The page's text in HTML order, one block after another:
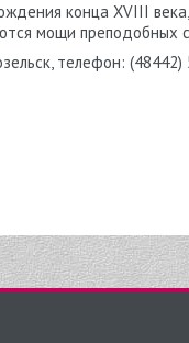
конца XVIII
мощи преподобных
телефон: